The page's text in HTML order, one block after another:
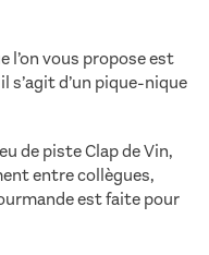
l’on vous propose est
s’agit d’un pique-nique
de piste Clap de Vin,
entre collègues,
est faite pour